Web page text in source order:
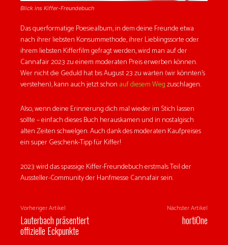
Blick ins Kiffer-Freundebuch
Das querformatige Poesiealbum, in dem deine Freunde etwa
nach ihrer liebsten Konsummethode, ihrer Lieblingssorte oder
ihrem liebsten Kifferfilm gefragt werden, wird man auf der
Cannafair 2023 zu einem moderaten Preis erwerben können.
Wer nicht die Geduld hat bis August 23 zu warten (wir könnten’s
verstehen), kann auch jetzt schon auf diesem Wegzuschlagen.
Also, wenn deine Erinnerung dich mal wieder im Stich lassen
sollte – einfach dieses Buch herauskamen und in nostalgisch
alten Zeiten schwelgen. Auch dank des moderaten Kaufpreises
ein super Geschenk-Tipp für Kiffer!
2023 wird das spassige Kiffer-Freundebuch erstmals Teil der
Aussteller-Community der Hanfmesse Cannafair sein.
Vorheriger Artikel
Lauterbach präsentiert
offizielle Eckpunkte
Nächster Artikel
hortiOne